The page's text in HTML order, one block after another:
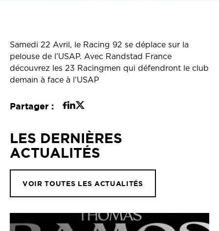
Samedi 22 Avril, le Racing 92 se déplace sur la
pelouse de l’USAP. Avec Randstad France
découvrez les 23 Racingmen qui défendront le club
demain à face à l’USAP
Partager :
LES DERNIÈRES
ACTUALITÉS
VOIR TOUTES LES ACTUALITÉS